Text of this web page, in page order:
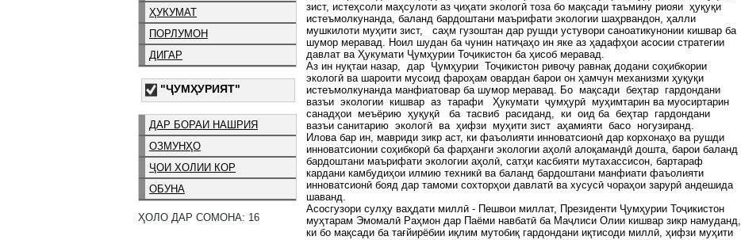
ҲУКУМАТ
ПОРЛУМОН
ДИГАР
"ҶУМҲУРИЯТ"
ДАР БОРАИ НАШРИЯ
ОЗМУНҲО
ҶОИ ХОЛИИ КОР
ОБУНА
ҲОЛО ДАР СОМОНА: 16
зист, истеҳсоли маҳсулоти аз ҷиҳати экологӣ тоза бо мақсади таъмину риояи ҳуқуқи
истеъмолкунанда, баланд бардоштани маърифати экологии шаҳрвандон, ҳалли
мушкилоти муҳити зист, саҳм гузоштан дар рушди устувори саноатикунонии кишвар ба
шумор меравад. Ноил шудан ба чунин натиҷаҳо ин яке аз ҳадафҳои асосии стратегии
давлат ва Ҳукумати Ҷумҳурии Тоҷикистон ба ҳисоб меравад.
Аз ин нуқтаи назар, дар Ҷумҳурии Тоҷикистон ривоҷу равнақ додани соҳибкории
экологӣ ва шароити мусоид фароҳам овардан барои он ҳамчун механизми ҳуқуқи
истеъмолкунанда манфиатовар ба шумор меравад. Бо мақсади беҳтар гардондани
вазъи экологии кишвар аз тарафи Ҳукумати ҷумҳурӣ муҳимтарин ва муосиртарин
санадҳои меъёрию ҳуқуқӣ ба тасвиб расиданд, ки оид ба беҳтар гардондани
вазъи санитарию экологӣ ва ҳифзи муҳити зист аҳамияти басо ногузиранд.
Илова бар ин, мавриди зикр аст, ки фаъолияти инноватсионӣ дар корхонаҳо ва рушди
инноватсионии соҳибкорӣ ба фарҳанги экологии аҳолӣ алоқамандӣ дошта, барои баланд
бардоштани маърифати экологии аҳолӣ, сатҳи касбияти мутахассисон, бартараф
кардани камбудиҳои илмию техникӣ ва баланд бардоштани манфиати фаъолияти
инноватсионӣ бояд дар тамоми сохторҳои давлатӣ ва хусусӣ чораҳои зарурӣ андешида
шаванд.
Асосгузори сулҳу ваҳдати миллӣ - Пешвои миллат, Президенти Ҷумҳурии Тоҷикистон
муҳтарам Эмомалӣ Раҳмон дар Паёми навбатӣ ба Маҷлиси Олии кишвар зикр намуданд,
ки бо мақсади ба тағйирёбии иқлим мутобиқ гардондани иқтисоди миллӣ, ҳифзи муҳити